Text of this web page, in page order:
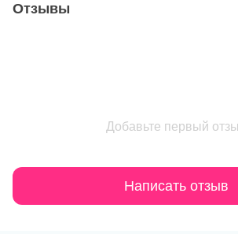
Отзывы
Добавьте первый
Написать отзыв